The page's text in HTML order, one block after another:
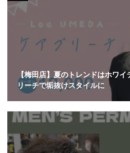
【梅田店】夏のトレンドはホワ
リーチで垢抜けスタイルに